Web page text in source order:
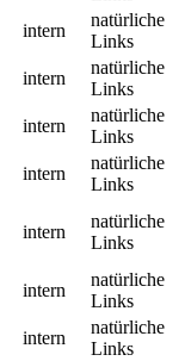
intern
natürliche
Links
intern
natürliche
Links
intern
natürliche
Links
intern
natürliche
Links
intern
natürliche
Links
intern
natürliche
Links
intern
natürliche
Links